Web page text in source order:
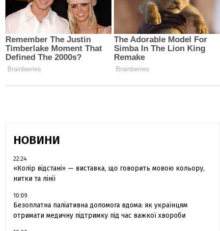
НОВИНИ
22:24
«Колір відстані» — виставка, що говорить мовою кольору,
нитки та лінії
10:09
Безоплатна паліативна допомога вдома: як українцям
отримати медичну підтримку під час важкої хвороби